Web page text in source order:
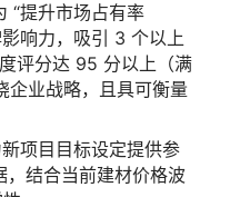
“提升市场占有率
响力，吸引 3 个以上
评分达 95 分以上（满
企业战略，且具可衡量
项目目标设定提供参
结合当前建材价格波